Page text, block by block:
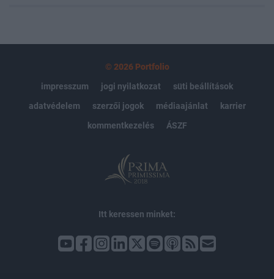
© 2026 Portfolio
impresszum
jogi nyilatkozat
süti beállítások
adatvédelem
szerzői jogok médiaajánlat
karrier
kommentkezelés
ÁSZF
Itt keressen minket: